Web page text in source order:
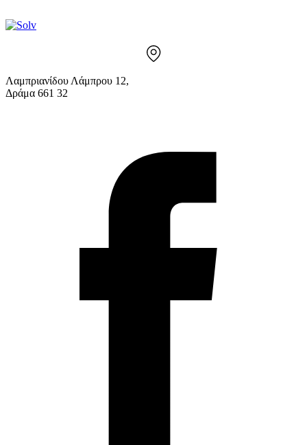
Λαμπριανίδου Λάμπρου 12,
Δράμα 661 32